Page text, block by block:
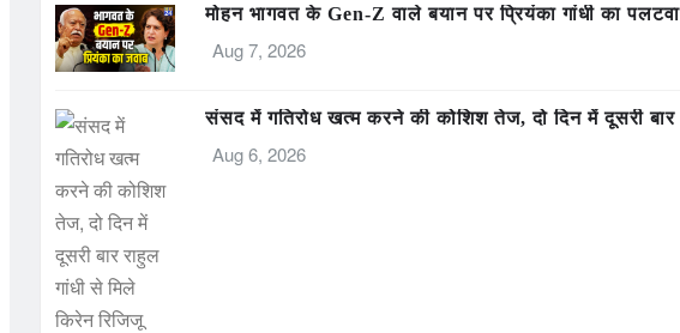
मोहन भागवत के Gen-Z वाले बयान पर प्रियंका गांधी का
Aug 7, 2026
संसद में गतिरोध खत्म करने की कोशिश तेज, दो दिन में दूसरी बार
Aug 6, 2026